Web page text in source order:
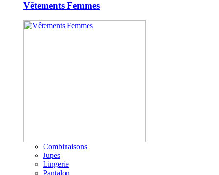
Vêtements Femmes
Combinaisons
Jupes
Lingerie
Pantalon